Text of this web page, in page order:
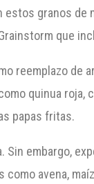
granos
que
reemplazo de
quinua
papas fritas.
Sin embargo,
avena,